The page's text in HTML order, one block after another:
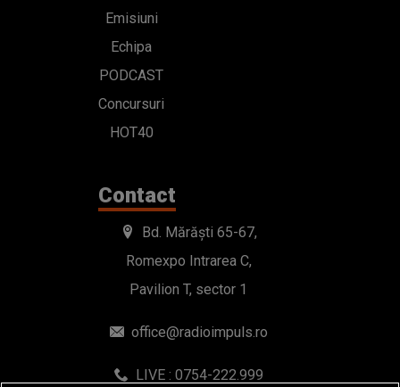
Emisiuni
Echipa
PODCAST
Concursuri
HOT40
Contact
Bd. Mărăști 65-67,
Romexpo Intrarea C,
Pavilion T, sector 1
office@radioimpuls.ro
LIVE : 0754-222.999